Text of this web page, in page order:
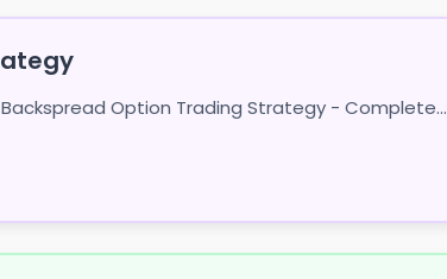
Option Trading Strategy - Complete...